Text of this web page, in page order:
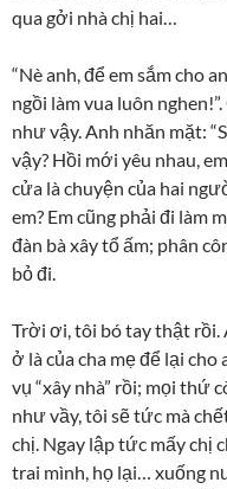
qua gởi nhà chị hai…
“Nè anh, để em sắm cho
ngồi làm vua luôn
như vậy. Anh nhăn mặt:
vậy? Hồi mới yêu nhau,
cửa là chuyện của hai
em? Em cũng phải đi làm
đàn bà xây tổ ấm; phân
bỏ đi.
Trời ơi, tôi bó tay thật rồi.
ở là của cha mẹ để lại
vụ “xây nhà” rồi; mọi thứ
như vầy, tôi sẽ tức mà
chị. Ngay lập tức mấy chị
trai mình, họ lại… xuống